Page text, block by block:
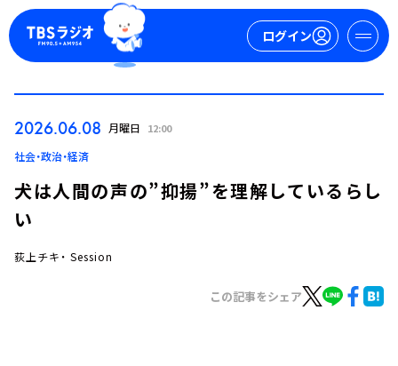
ログイン
2026.06.08 月曜日 12:00
社会・政治・経済
犬は人間の声の”抑揚”を理解しているらし
い
荻上チキ・ Session
この記事をシェア